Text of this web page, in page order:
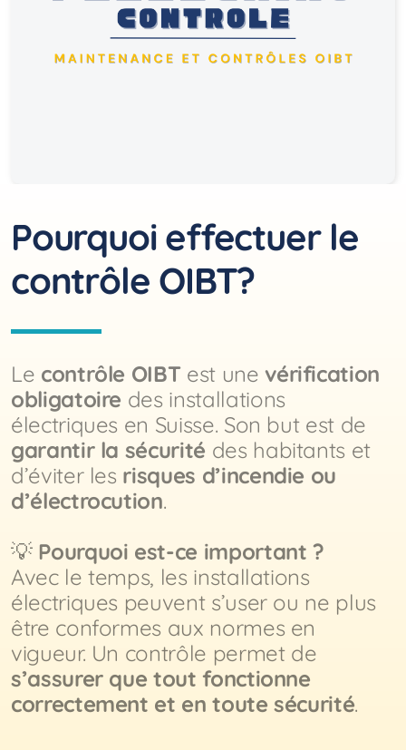
Pourquoi effectuer le
contrôle OIBT?
Le contrôle OIBTest unevérification
obligatoire des installations
électriques en Suisse. Son but est de
garantir la sécurité des habitants et
d’éviter les risques d’incendie ou
d’électrocution.
💡 Pourquoi est-ce important ?
Avec le temps, les installations
électriques peuvent s’user ou ne plus
être conformes aux normes en
vigueur. Un contrôle permet de
s’assurer que tout fonctionne
correctement et en toute sécurité.